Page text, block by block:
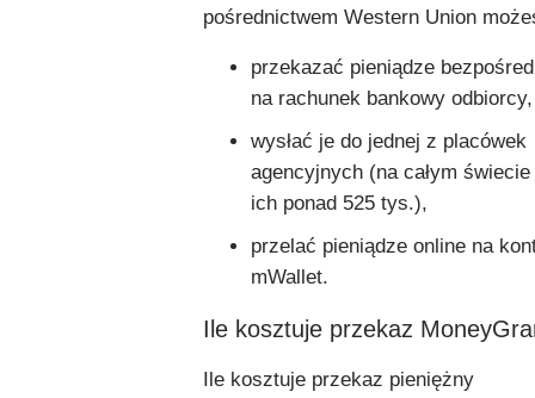
pośrednictwem Western Union
przekazać pieniądze
na rachunek bankowy odbiorcy,
wysłać je do jednej z placówek
agencyjnych (na całym
ich ponad 525 tys.),
przelać pieniądze online na
mWallet.
Ile kosztuje przekaz
Ile kosztuje przekaz pieniężny